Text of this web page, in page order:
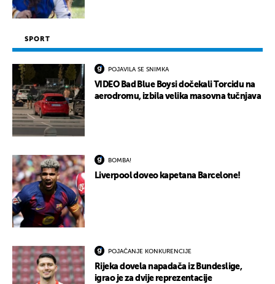
SPORT
POJAVILA SE SNIMKA
VIDEO Bad Blue Boysi dočekali Torcidu na
aerodromu, izbila velika masovna tučnjava
BOMBA!
Liverpool doveo kapetana Barcelone!
POJAČANJE KONKURENCIJE
Rijeka dovela napadača iz Bundeslige,
igrao je za dvije reprezentacije